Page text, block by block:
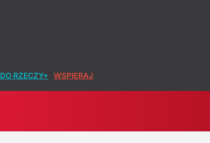
DO RZECZY+ WSPIERAJ